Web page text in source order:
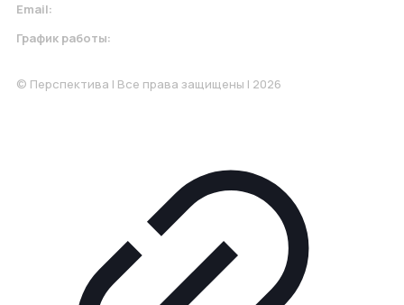
Email:
График работы:
© Перспектива | Все права защищены | 2026